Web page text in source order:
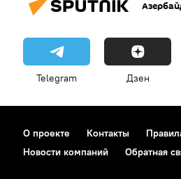
Telegram Дзен
О проекте Контакты
Новости компаний
Обратная